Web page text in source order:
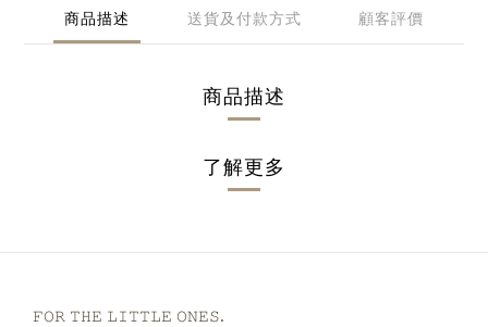
商品描述 送貨及付款方式 顧客評價
商品描述
了解更多
𝙵𝙾𝚁 𝚃𝙷𝙴 𝙻𝙸𝚃𝚃𝙻𝙴 𝙾𝙽𝙴𝚂.